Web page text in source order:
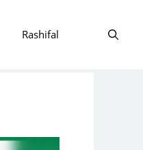
Rashifal